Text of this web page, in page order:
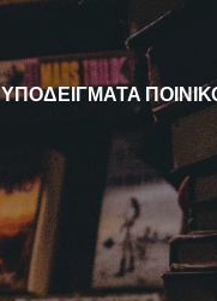
ΥΠΟΔΕΙΓΜΑΤΑ